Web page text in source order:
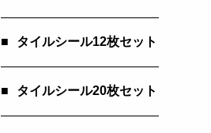
■ タイルシール12枚セット
■ タイルシール20枚セット